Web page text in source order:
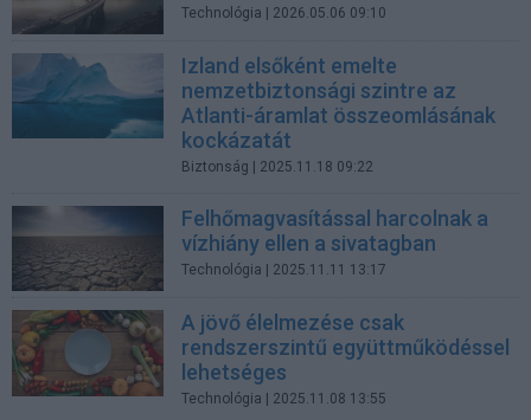
Technológia | 2026.05.06 09:10
Izland elsőként emelte
nemzetbiztonsági szintre az
Atlanti-áramlat összeomlásának
kockázatát
Biztonság | 2025.11.18 09:22
Felhőmagvasítással harcolnak a
vízhiány ellen a sivatagban
Technológia | 2025.11.11 13:17
A jövő élelmezése csak
rendszerszintű együttműködéssel
lehetséges
Technológia | 2025.11.08 13:55